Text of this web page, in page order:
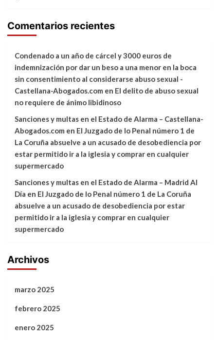
Comentarios recientes
Condenado a un año de cárcel y 3000 euros de
indemnización por dar un beso a una menor en la boca
sin consentimiento al considerarse abuso sexual -
Castellana-Abogados.com en El delito de abuso sexual
no requiere de ánimo libidinoso
Sanciones y multas en el Estado de Alarma – Castellana-
Abogados.com en El Juzgado de lo Penal número 1 de
La Coruña absuelve a un acusado de desobediencia por
estar permitido ir a la iglesia y comprar en cualquier
supermercado
Sanciones y multas en el Estado de Alarma – Madrid Al
Día en El Juzgado de lo Penal número 1 de La Coruña
absuelve a un acusado de desobediencia por estar
permitido ir a la iglesia y comprar en cualquier
supermercado
Archivos
marzo 2025
febrero 2025
enero 2025